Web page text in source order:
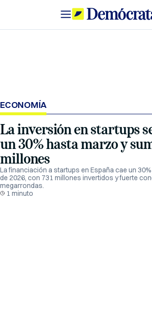
ECONOMÍA
La inversión en startups
un 30% hasta marzo y
millones
La financiación a startups en España cae un
de 2026, con 731 millones invertidos y fuerte
megarrondas.
1 minuto